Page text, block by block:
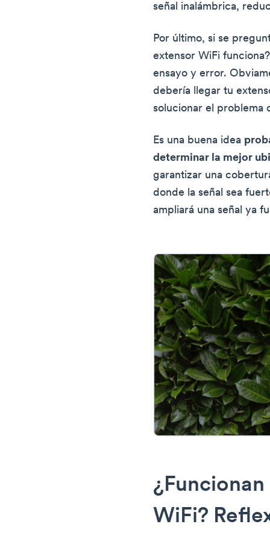
señal inalámbrica,
Por último, si se
extensor WiFi
ensayo y error.
debería llegar tu
solucionar el problema
Es una buena idea
determinar la mejor
garantizar una
donde la señal sea
ampliará una señal ya
WiFi?